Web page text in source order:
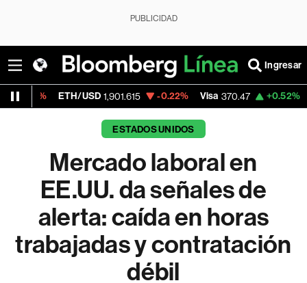
PUBLICIDAD
Ingresar
USD 1,901.615 -0.22% Visa 370.47 +0.52%
ESTADOS UNIDOS
Mercado laboral en
EE.UU. da señales de
alerta: caída en horas
trabajadas y contratación
débil